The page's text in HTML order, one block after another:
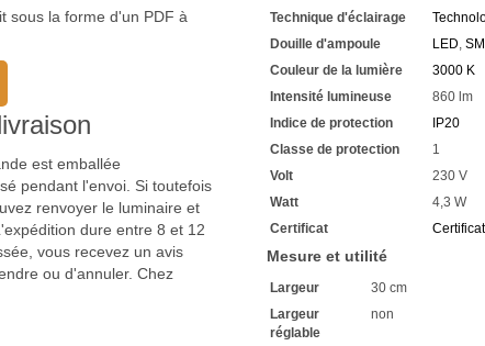
sous la forme d'un PDF à
est emballée
pendant l'envoi. Si toutefois
renvoyer le luminaire et
dure entre 8 et 12
vous recevez un avis
ou d'annuler. Chez
Technique d'éclairage
Douille d'ampoule
LED,
Couleur de la lumière
3000 K
Intensité lumineuse
860 lm
Indice de protection
IP20
Classe de protection
1
Volt
230 V
Watt
4,3 W
Certificat
Mesure et utilité
Largeur
30 cm
Largeur
réglable
non